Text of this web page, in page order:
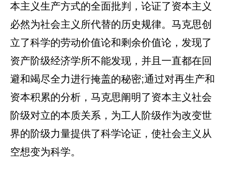
本主义生产方式的全面批判，论证了资本主义
必然为社会主义所代替的历史规律。马克思创
立了科学的劳动价值论和剩余价值论，发现了
资产阶级经济学所不能发现，并且一直都在回
避和竭尽全力进行掩盖的秘密;通过对再生产和
资本积累的分析，马克思阐明了资本主义社会
阶级对立的本质关系，为工人阶级作为改变世
界的阶级力量提供了科学论证，使社会主义从
空想变为科学。